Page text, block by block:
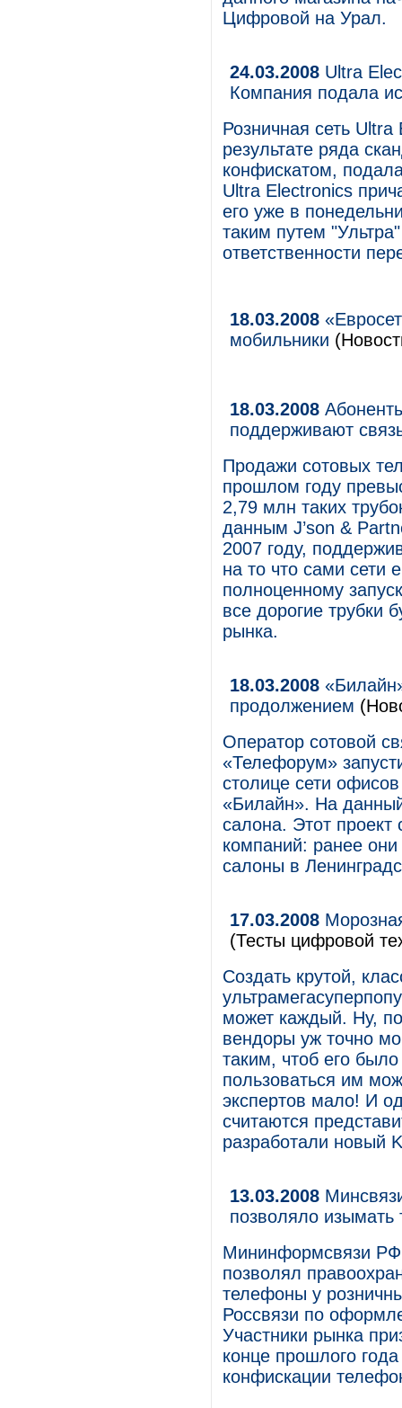
Цифровой на Урал.
24.03.2008 Ultra
Компания подала
Розничная сеть
результате ряда
конфискатом,
Ultra Electronics
его уже в
таким путем
ответственности
18.03.2008
мобильники
18.03.2008
поддерживают
Продажи сотовых
прошлом году
2,79 млн таких
данным J’son &
2007 году,
на то что сами сети
полноценному
все дорогие трубки
рынка.
18.03.2008
продолжением
Оператор сотовой
«Телефорум»
столице сети
«Билайн». На
салона. Этот проект
компаний: ранее
салоны в
17.03.2008
(Тесты цифровой
Создать крутой,
может каждый. Ну,
вендоры уж точно
таким, чтоб его
пользоваться им
экспертов мало! И
считаются
разработали новый
13.03.2008
позволяло изымать
Мининформсвязи РФ
позволял
телефоны у
Россвязи по
Участники рынка
конце прошлого
конфискации